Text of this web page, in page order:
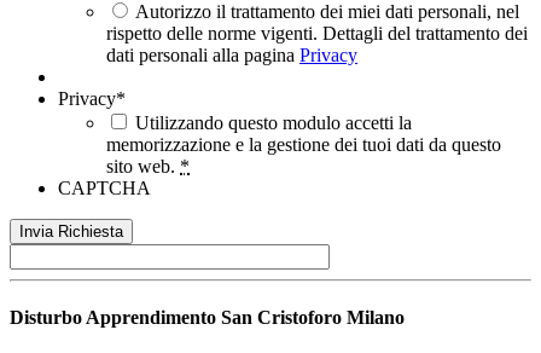
Autorizzo il trattamento dei miei dati personali, nel
rispetto delle norme vigenti. Dettagli del trattamento dei
dati personali alla pagina Privacy
Privacy*
Utilizzando questo modulo accetti la
memorizzazione e la gestione dei tuoi dati da questo
sito web. *
CAPTCHA
Disturbo Apprendimento San Cristoforo Milano